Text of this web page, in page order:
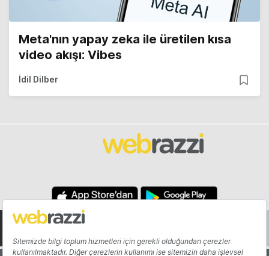
Meta'nın yapay zeka ile üretilen kısa
video akışı: Vibes
İdil Dilber